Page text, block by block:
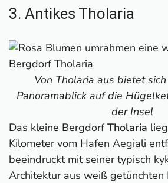
3. Antikes Tholaria
Von Tholaria aus bietet
Panoramablick auf die
der Insel
Das kleine BergdorfTholaria
Kilometer vom Hafen Aegiali
beeindruckt mit seiner typisch
Architektur aus weiß getünchten